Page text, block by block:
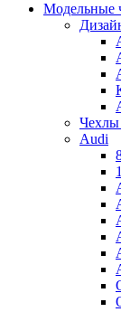
Модельные
Чехлы
Audi